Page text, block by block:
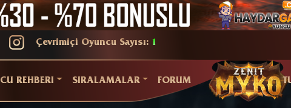
Çevrimiçi Oyuncu Sayısı: 1
REHBERI SIRALAMALAR FORUM